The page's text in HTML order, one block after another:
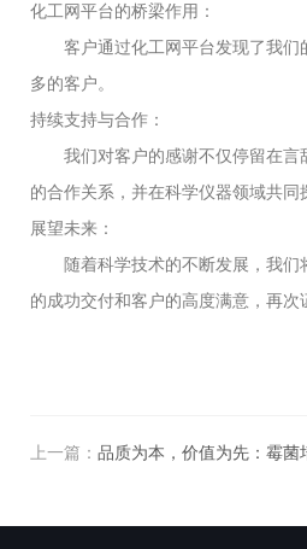
化工网平台的桥梁作用：
客户通过化工网平台发现了我们的
多的客户。
持续支持与合作：
我们对客户的感谢不仅停留在言辞
的合作关系，并在科学仪器领域共同
展望未来：
随着科学技术的不断发展，我们将
的成功交付和客户的高度满意，再
上一篇： 品质为本，价值为先：霉